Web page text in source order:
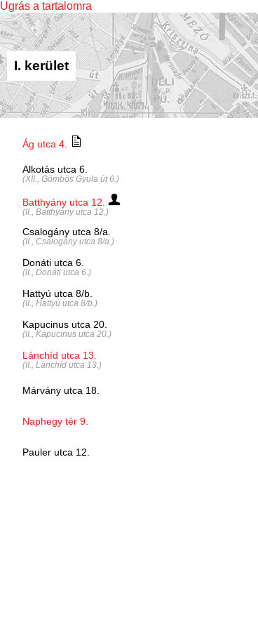
Ugrás a tartalomra
I. kerület
Ág utca 4.
Alkotás utca 6.
(XII., Gömbös Gyula út 6.)
Batthyány utca 12.
(II., Batthyány utca 12.)
Csalogány utca 8/a.
(II., Csalogány utca 8/a.)
Donáti utca 6.
(II., Donáti utca 6.)
Hattyú utca 8/b.
(II., Hattyú utca 8/b.)
Kapucinus utca 20.
(II., Kapucinus utca 20.)
Lánchíd utca 13.
(II., Lánchíd utca 13.)
Márvány utca 18.
Naphegy tér 9.
Pauler utca 12.